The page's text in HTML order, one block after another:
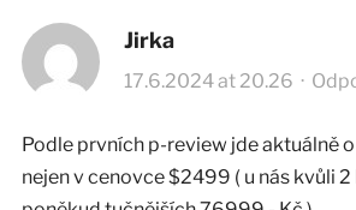
Jirka
17.6.2024 at 20.26 ·
Podle prvních p-review jde aktuálně o
nejen v cenovce $2499 ( u nás kvůli 2